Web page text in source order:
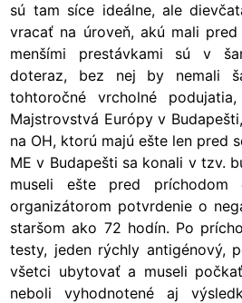
sú tam síce ideálne, ale
vracať na úroveň, akú mali
menšími prestávkami sú v
doteraz, bez nej by nemali
tohtoročné vrcholné
Majstrovstvá Európy v
na OH, ktorú majú ešte len pred
ME v Budapešti sa konali v tzv.
museli ešte pred príchodom
organizátorom potvrdenie o
staršom ako 72 hodín. Po
testy, jeden rýchly antigénový,
všetci ubytovať a museli
neboli vyhodnotené aj